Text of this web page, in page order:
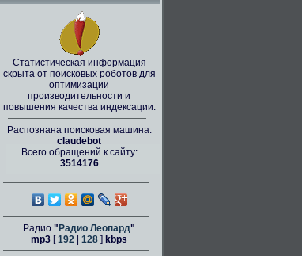
Статистическая информация
скрыта от поисковых роботов для
оптимизации
производительности и
повышения качества индексации.
Распознана поисковая машина:
claudebot
Всего обращений к сайту:
3514176
Радио " Радио Леопард"
mp3 [192 128 ] kbps